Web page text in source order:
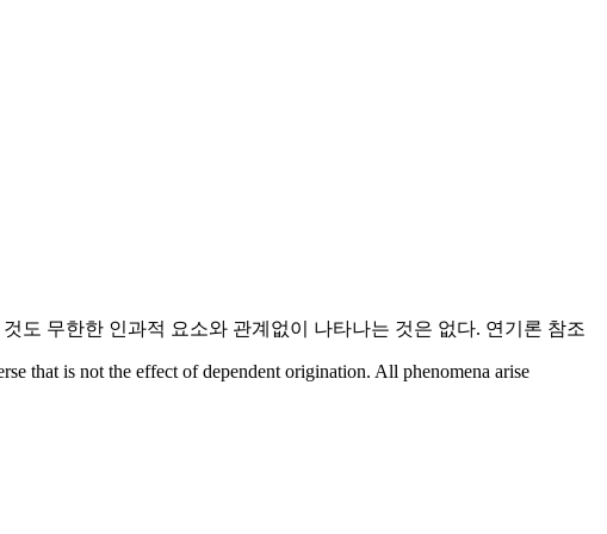
도 무한한 인과적 요소와 관계없이 나타나는 것은 없다. 연기론 참조
that is not the effect of dependent origination. All phenomena arise